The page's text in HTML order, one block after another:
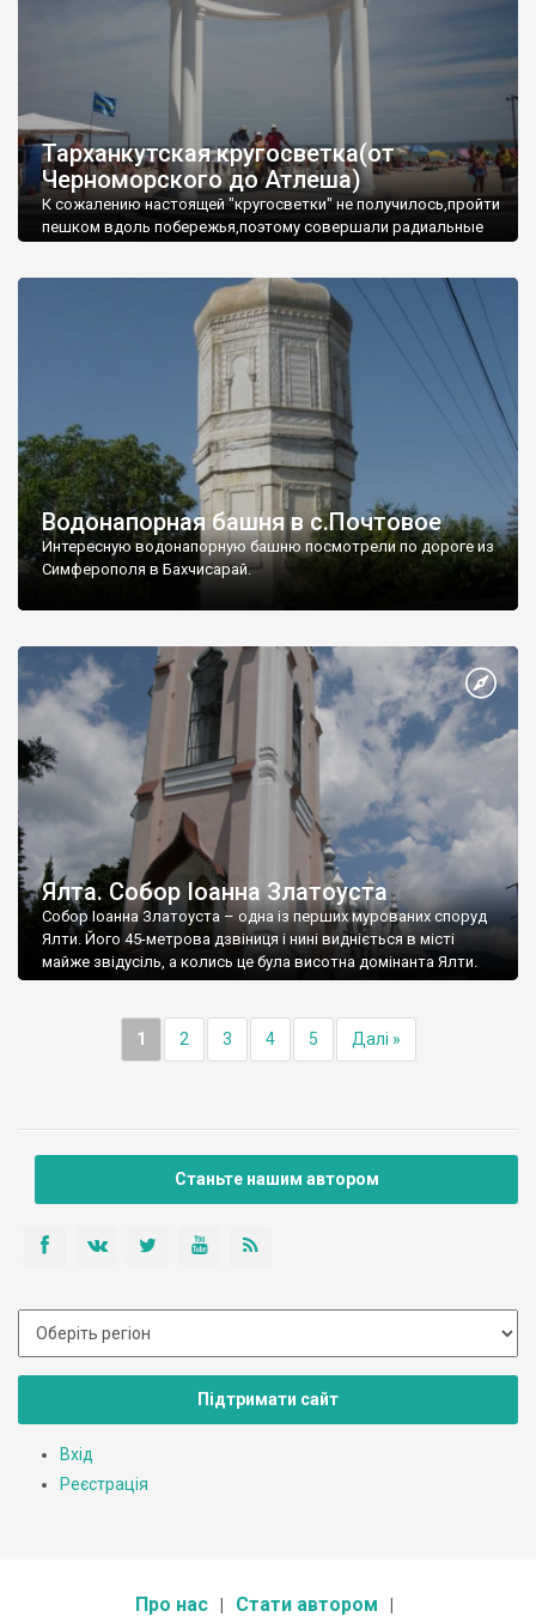
Тарханкутская кругосветка(от
Черноморского до Атлеша)
К сожалению настоящей "кругосветки" не получилось,пройти
пешком вдоль побережья,поэтому совершали радиальные
Водонапорная башня в с.Почтовое
Интересную водонапорную башню посмотрели по дороге из
Симферополя в Бахчисарай.
Ялта. Собор Іоанна Златоуста
Собор Іоанна Златоуста – одна із перших мурованих споруд
Ялти. Його 45-метрова дзвіниця і нині видніється в місті
майже звідусіль, а колись це була висотна домінанта Ялти.
1 2 3 4 5 Далі »
Станьте нашим автором
Підтримати сайт
Вхід
Реєстрація
Про нас Стати автором